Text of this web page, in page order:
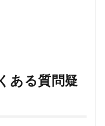
ある質問疑